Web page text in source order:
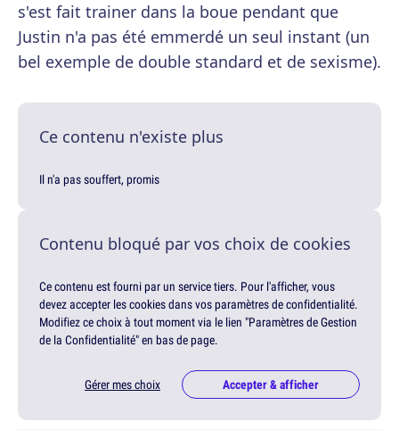
s'est fait trainer dans la boue pendant que
Justin n'a pas été emmerdé un seul instant (un
bel exemple de double standard et de sexisme).
Ce contenu n'existe plus
Il n'a pas souffert, promis
Contenu bloqué par vos choix de cookies
Ce contenu est fourni par un service tiers. Pour l'afficher, vous
devez accepter les cookies dans vos paramètres de confidentialité.
Modifiez ce choix à tout moment via le lien "Paramètres de Gestion
de la Confidentialité" en bas de page.
Gérer mes choix Accepter & afficher